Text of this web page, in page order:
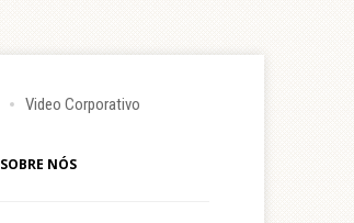
Video Corporativo
SOBRE NÓS